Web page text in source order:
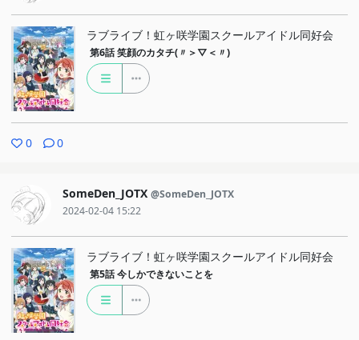
ラブライブ！虹ヶ咲学園スクールアイドル同好会
第6話 笑顔のカタチ(〃＞▽＜〃)
0 0
SomeDen_JOTX @SomeDen_JOTX
2024-02-04 15:22
ラブライブ！虹ヶ咲学園スクールアイドル同好会
第5話 今しかできないことを